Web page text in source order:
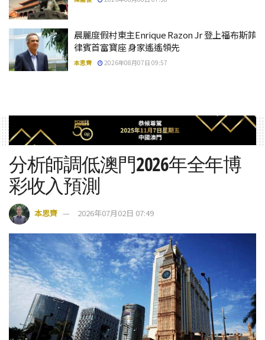
晨麗度假村東主Enrique Razon Jr 登上福布斯菲
律賓首富寶座 身家遙遙領先
本思齊 2026年08月07日 09:57
分析師調低澳門2026年全年博
彩收入預測
本思齊 2026年07月02日 07:49